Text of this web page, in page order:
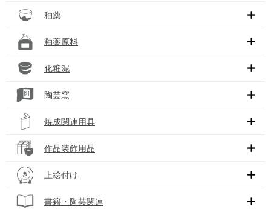
釉薬
釉薬原料
化粧泥
陶芸窯
焼成関連用具
作品装飾用品
上絵付け
書籍・陶芸関連